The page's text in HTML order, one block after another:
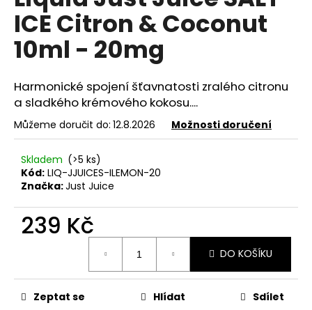
0,0
5
hvězdiček.
ICE Citron & Coconut
10ml - 20mg
Harmonické spojení šťavnatosti zralého citronu
a sladkého krémového kokosu....
Můžeme doručit do: 12.8.2026 Možnosti doručení
Skladem (>5 ks)
Kód: LIQ-JJUICES-ILEMON-20
Značka:Just Juice
239 Kč
DO KOŠÍKU
Zeptat se Hlídat Sdílet
a
j
í
?
D
o
r
u